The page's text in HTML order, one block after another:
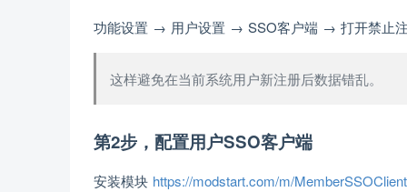
功能设置 → 用户设置 → SSO客户端 → 打开禁止
这样避免在当前系统用户新注册后数据错乱。
第2步，配置用户SSO客户端
安装模块 https://modstart.com/m/MemberSSOClient